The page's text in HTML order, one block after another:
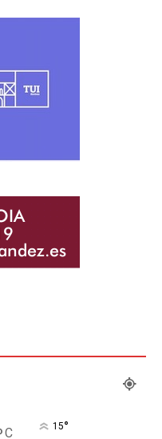
C 15°